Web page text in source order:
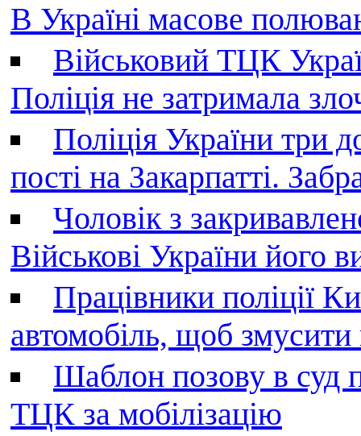
В Україні масове
Військовий ТЦК
Поліція не затримала
Поліція України три
пості на Закарпатті.
Чоловік з
Військові України його
Працівники поліції
автомобіль, щоб
Шаблон позову в суд
ТЦК за мобілізацію